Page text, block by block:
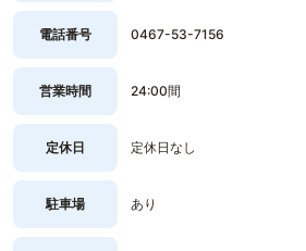
電話番号 0467-53-7156
営業時間 24:00間
定休日 定休日なし
駐車場 あり